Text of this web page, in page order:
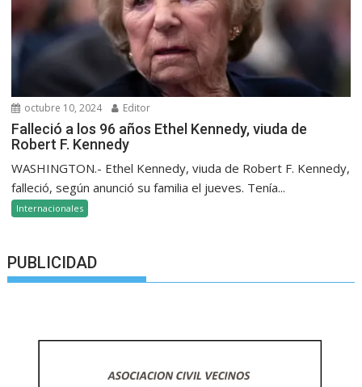
octubre 10, 2024 Editor
Falleció a los 96 años Ethel Kennedy, viuda de
Robert F. Kennedy
WASHINGTON.- Ethel Kennedy, viuda de Robert F. Kennedy,
falleció, según anunció su familia el jueves. Tenía...
Internacionales
PUBLICIDAD